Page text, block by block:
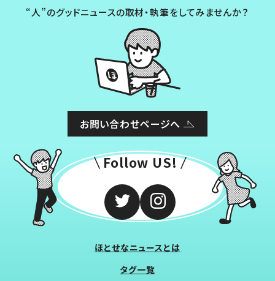
“人”のグッドニュースの取材・執筆をしてみませんか？
お問い合わせページへ
Follow US!
ほとせなニュースとは
タグ一覧